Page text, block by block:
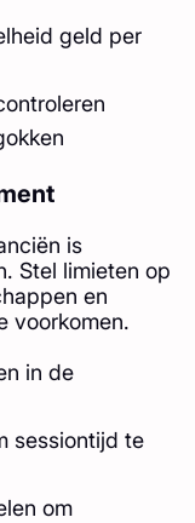
geld per
is
Stel limieten op
en
voorkomen.
in de
sessiontijd te
om